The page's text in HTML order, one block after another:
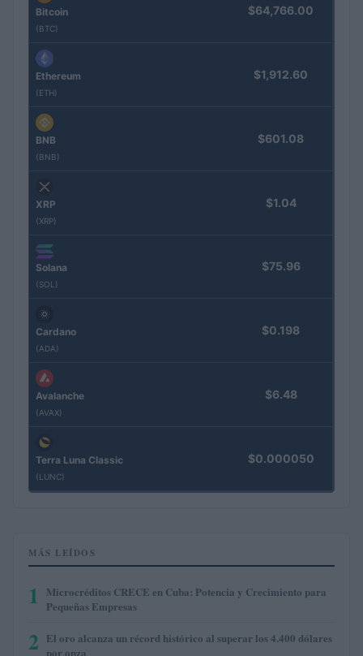
Bitcoin
(BTC)
$64,766.00
Ethereum
(ETH)
$1,912.60
BNB
(BNB)
$601.08
XRP
(XRP)
$1.04
Solana
(SOL)
$75.96
Cardano
(ADA)
$0.198
Avalanche
(AVAX)
$6.48
Terra Luna Classic
(LUNC)
$0.000050
MÁS LEÍDOS
1
Microcréditos CRECE en Cuba: Potencia y Crecimiento para
Pequeñas Empresas
2 El oro alcanza un récord histórico al superar los 4.400 dólares
por onza